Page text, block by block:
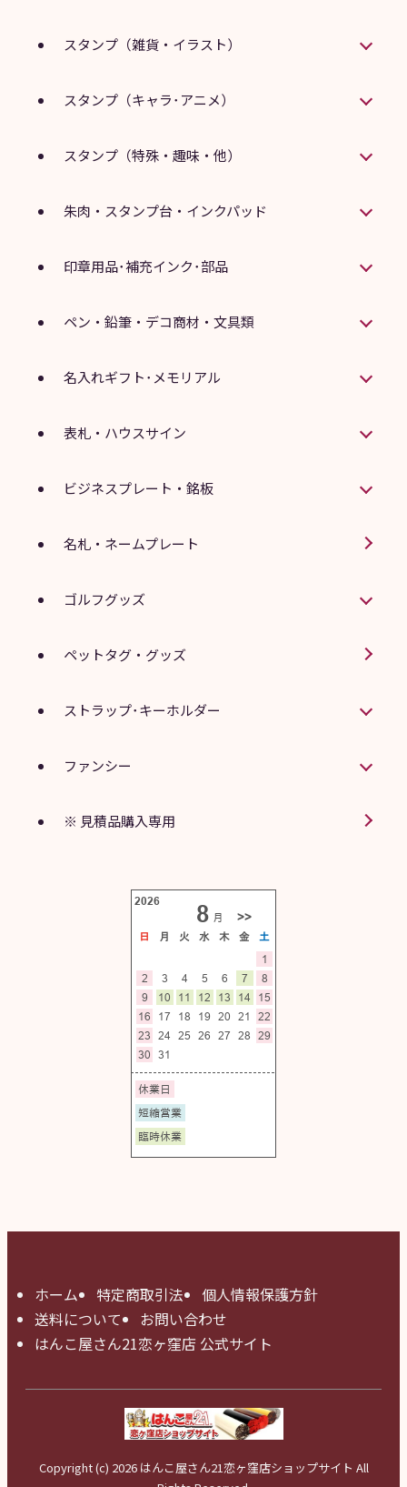
スタンプ（雑貨・イラスト）
スタンプ（キャラ･アニメ）
スタンプ（特殊・趣味・他）
朱肉・スタンプ台・インクパッド
印章用品･補充インク･部品
ペン・鉛筆・デコ商材・文具類
名入れギフト･メモリアル
表札・ハウスサイン
ビジネスプレート・銘板
名札・ネームプレート
ゴルフグッズ
ペットタグ・グッズ
ストラップ･キーホルダー
ファンシー
※ 見積品購入専用
ホーム 特定商取引法
個人情報保護方針
送料について
お問い合わせ
はんこ屋さん21恋ヶ窪店 公式サイト
Copyright (c) 2026 はんこ屋さん21恋ヶ窪店ショップサイト All